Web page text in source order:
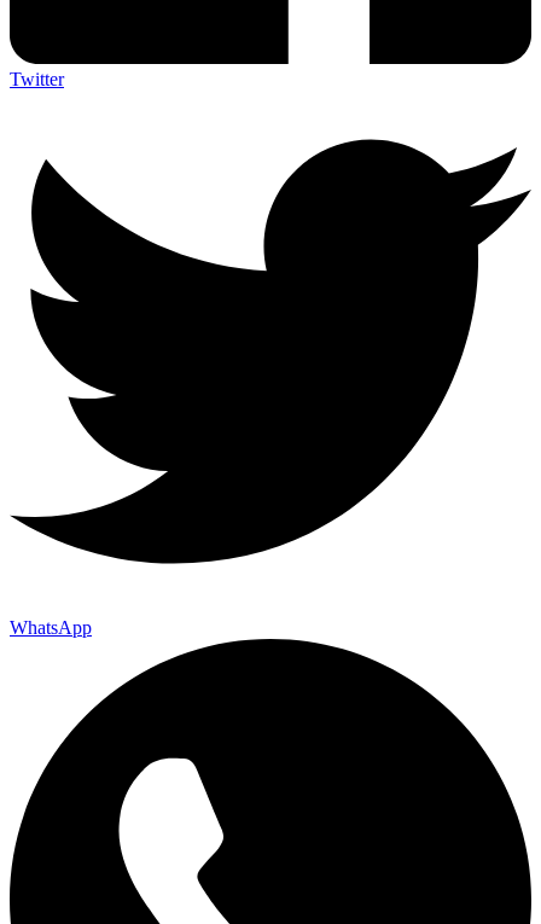
Twitter
WhatsApp